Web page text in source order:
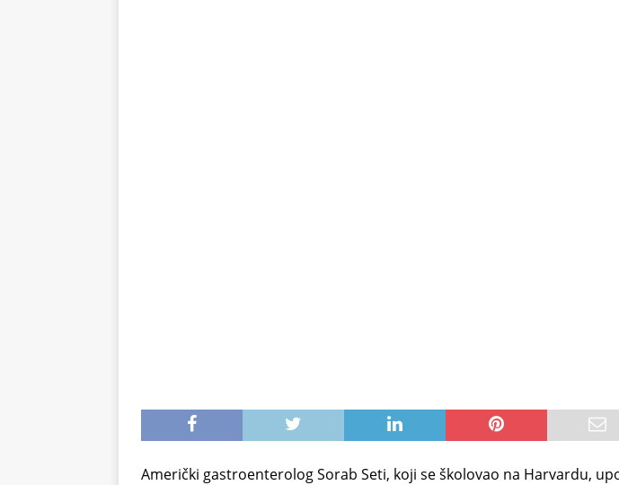
Američki gastroenterolog Sorab Seti, koji se školovao na Harvardu,